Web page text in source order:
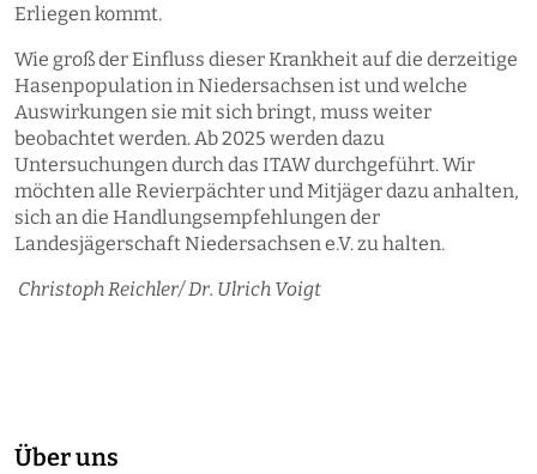
Erliegen kommt.
Wie groß der Einfluss dieser Krankheit auf die derzeitige
Hasenpopulation in Niedersachsen ist und welche
Auswirkungen sie mit sich bringt, muss weiter
beobachtet werden. Ab 2025 werden dazu
Untersuchungen durch das ITAW durchgeführt. Wir
möchten alle Revierpächter und Mitjäger dazu anhalten,
sich an die Handlungsempfehlungen der
Landesjägerschaft Niedersachsen e.V. zu halten.
Christoph Reichler/ Dr. Ulrich Voigt
Über uns